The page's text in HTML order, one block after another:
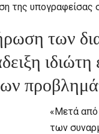
της
των
«Μετά από
των